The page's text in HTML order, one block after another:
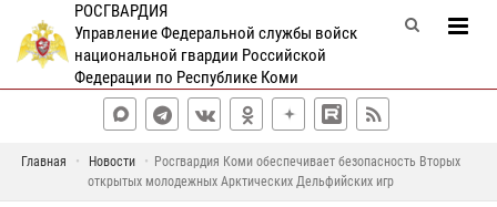
РОСГВАРДИЯ
Управление Федеральной службы войск
национальной гвардии Российской
Федерации по Республике Коми
Главная Новости
Росгвардия Коми обеспечивает безопасность Вторых
открытых молодежных Арктических Дельфийских игр